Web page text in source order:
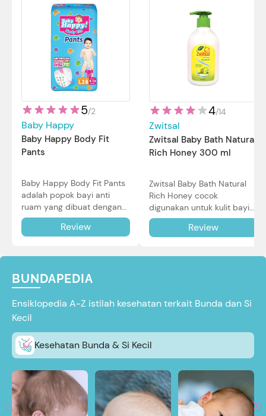
5/2
Baby Happy
Baby Happy Body Fit
Pants
Baby Happy Body Fit Pants
adalah popok bayi anti
ruam yang dibuat dengan
teknologi Air Through
Technology.Review
4/14
Zwitsal
Zwitsal Baby Bath Natural
Rich Honey 300 ml
Zwitsal Baby Bath Natural
Rich Honey cocok
digunakan untuk kulit bayi
baru lahir bahkan kulit
sensitif sekalipun. Simak
Review
BUNDAPEDIA
Ensiklopedia A-Z istilah kesehatan terkait Bunda dan Si
Kecil
Kesehatan Bunda & Si Kecil